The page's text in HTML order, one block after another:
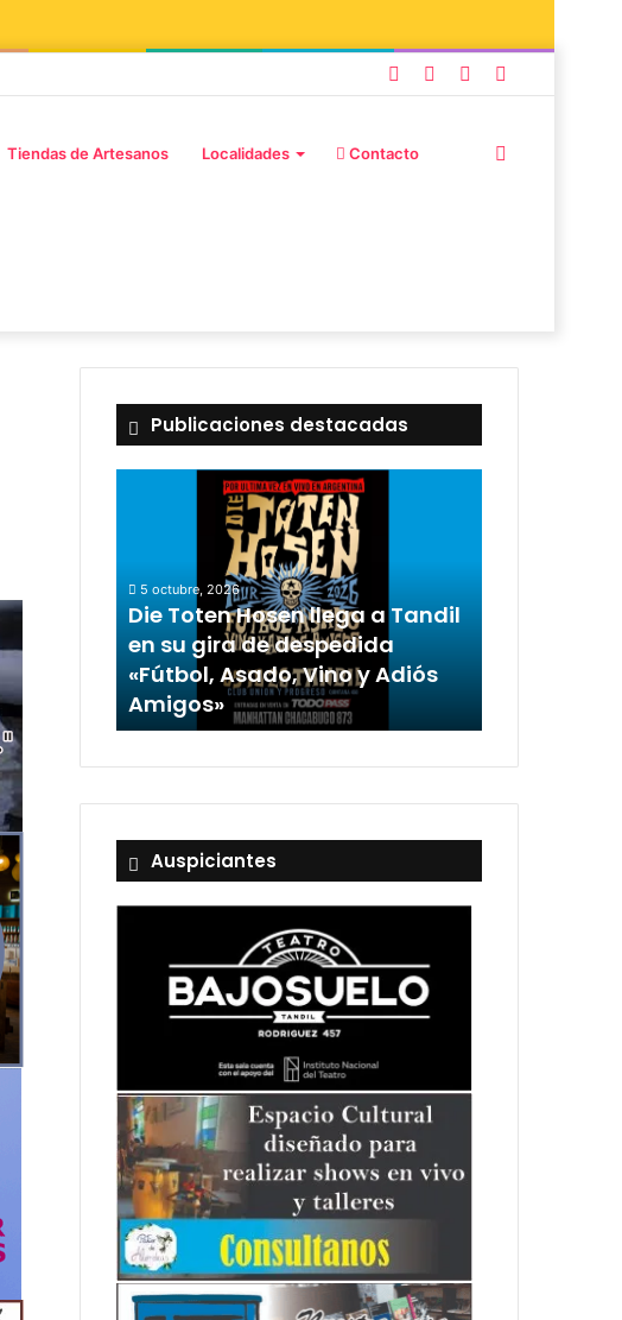
Tiendas de Artesanos Localidades Contacto
Publicaciones destacadas
5 octubre, 2026
Die Toten Hosen llega a Tandil
en su gira de despedida
«Fútbol, Asado, Vino y Adiós
Amigos»
Auspiciantes